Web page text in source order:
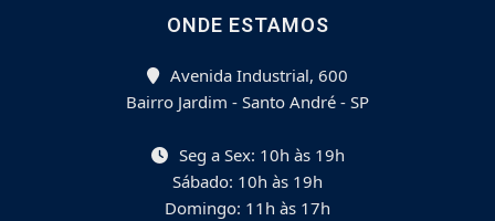
ONDE ESTAMOS
Avenida Industrial, 600
Bairro Jardim - Santo André - SP
Seg a Sex: 10h às 19h
Sábado: 10h às 19h
Domingo: 11h às 17h